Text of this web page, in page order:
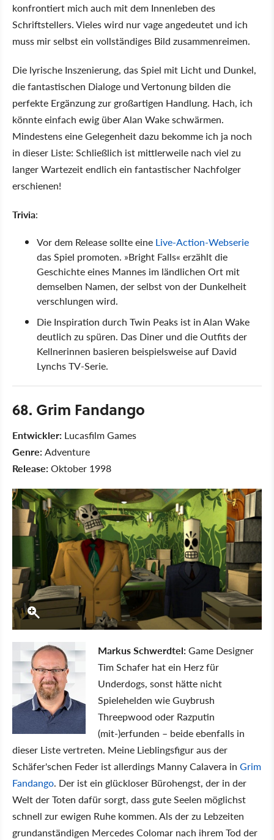
konfrontiert mich auch mit dem Innenleben des
Schriftstellers. Vieles wird nur vage angedeutet und ich
muss mir selbst ein vollständiges Bild zusammenreimen.
Die lyrische Inszenierung, das Spiel mit Licht und Dunkel,
die fantastischen Dialoge und Vertonung bilden die
perfekte Ergänzung zur großartigen Handlung. Hach, ich
könnte einfach ewig über Alan Wake schwärmen.
Mindestens eine Gelegenheit dazu bekomme ich ja noch
in dieser Liste: Schließlich ist mittlerweile nach viel zu
langer Wartezeit endlich ein fantastischer Nachfolger
erschienen!
Trivia:
Vor dem Release sollte eine Live-Action-Webserie
das Spiel promoten. »Bright Falls« erzählt die
Geschichte eines Mannes im ländlichen Ort mit
demselben Namen, der selbst von der Dunkelheit
verschlungen wird.
Die Inspiration durch Twin Peaks ist in Alan Wake
deutlich zu spüren. Das Diner und die Outfits der
Kellnerinnen basieren beispielsweise auf David
Lynchs TV-Serie.
68. Grim Fandango
Entwickler: Lucasfilm Games
Genre:Adventure
Release:Oktober 1998
Markus Schwerdtel:Game Designer
Tim Schafer hat ein Herz für
Underdogs, sonst hätte nicht
Spielehelden wie Guybrush
Threepwood oder Razputin
(mit-)erfunden – beide ebenfalls in
dieser Liste vertreten. Meine Lieblingsfigur aus der
Schäfer'schen Feder ist allerdings Manny Calavera in Grim
Fandango. Der ist ein glückloser Bürohengst, der in der
Welt der Toten dafür sorgt, dass gute Seelen möglichst
schnell zur ewigen Ruhe kommen. Als der zu Lebzeiten
grundanständigen Mercedes Colomar nach ihrem Tod der